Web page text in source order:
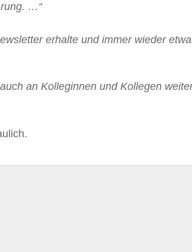
…“
erhalte und immer wieder
an Kolleginnen und Kollegen